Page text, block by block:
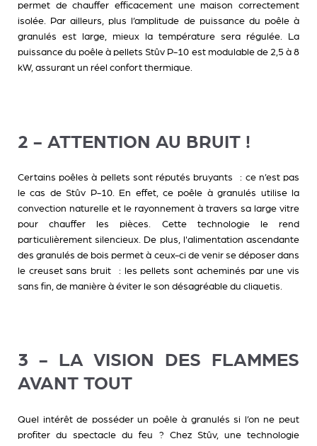
permet de chauffer efficacement une maison correctement
isolée. Par ailleurs, plus l’amplitude de puissance du poêle à
granulés est large, mieux la température sera régulée. La
puissance du poêle à pellets Stûv P-10 est modulable de 2,5 à 8
kW, assurant un réel confort thermique.
2 - ATTENTION AU BRUIT !
Certains poêles à pellets sont réputés bruyants : ce n’est pas
le cas de Stûv P-10. En effet, ce poêle à granulés utilise la
convection naturelle et le rayonnement à travers sa large vitre
pour chauffer les pièces. Cette technologie le rend
particulièrement silencieux. De plus, l'alimentation ascendante
des granulés de bois permet à ceux-ci de venir se déposer dans
le creuset sans bruit : les pellets sont acheminés par une vis
sans fin, de manière à éviter le son désagréable du cliquetis.
3 - LA VISION DES FLAMMES
AVANT TOUT
Quel intérêt de posséder un poêle à granulés si l’on ne peut
profiter du spectacle du feu ? Chez Stûv, une technologie